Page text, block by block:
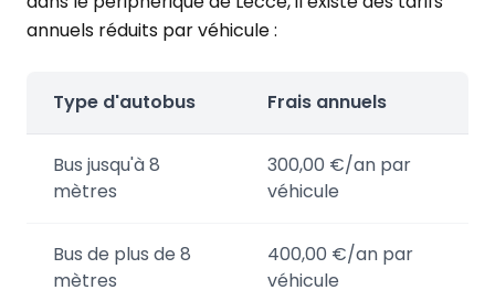
annuels réduits par véhicule :
Type d'autobus Frais annuels
Bus jusqu'à 8
mètres
300,00 €/an par
véhicule
Bus de plus de 8
mètres
400,00 €/an par
véhicule